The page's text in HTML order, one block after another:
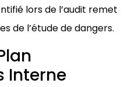
lors de l’audit remet
de l’étude de dangers.
Interne